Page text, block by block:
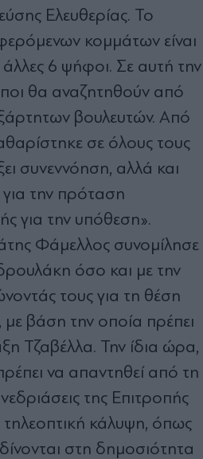
Ελευθερίας. Το
κοµµάτων είναι
άλλες 6 ψήφοι. Σε αυτή την
θα αναζητηθούν από
βουλευτών. Από
σε όλους τους
συνεννόηση, αλλά και
την πρόταση
για την υπόθεση».
Φάµελλος συνοµίλησε
όσο και µε την
τους για τη θέση
βάση την οποία πρέπει
Τζαβέλλα. Την ίδια ώρα,
να απαντηθεί από τη
της Επιτροπής
κάλυψη, όπως
στη δηµοσιότητα